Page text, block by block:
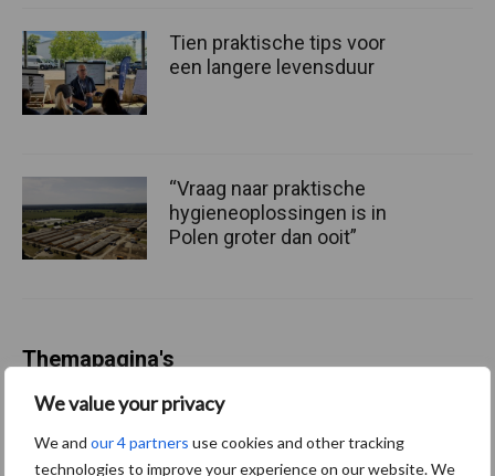
We value your privacy
We and our 4 partners use cookies and other tracking
technologies to improve your experience on our website. We
Tien praktische tips voor
een langere levensduur
“Vraag naar praktische
hygieneoplossingen is in
Polen groter dan ooit”
Themapagina's
Diergezondheid Bemesting